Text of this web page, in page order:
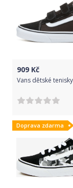
909 Kč
Doprava zdarma